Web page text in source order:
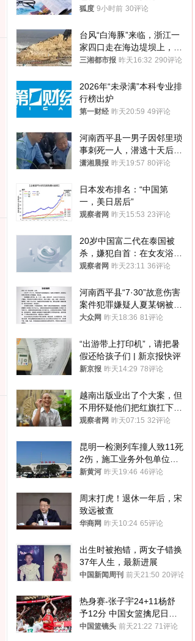
狐度 9小时前 30评论
台风“白海豚”来临，浙江一
家四口走在海边堤坝上，其
中9岁男孩被巨浪卷入海
三湘都市报 昨天16:32 290评论
2026年“未录满”本科专业排
行榜出炉
第一财经 昨天20:59 49评论
河南西平县一男子因邻里琐
事刺死一人，潜逃十天后在
十多公里外一片玉米地里落
潇湘晨报 昨天19:57 80评论
日本发布排名：“中国第
一，美日居后”
观察者网 昨天15:53 23评论
20岁中国富二代在泰国被
杀，嫌犯自首：在女友浴室
看到他
观察者网 昨天23:11 36评论
河南西平县“7·30”故意伤害
案件犯罪嫌疑人夏某钢被抓
获
大众网 昨天18:36 81评论
“出游带上打印机”，请把暑
假还给孩子们 | 新京报快评
新京报 昨天14:29 78评论
越南出版业出了个大案，但
不用怀疑他们把红旗扛下去
的决心
观察者网 昨天07:15 32评论
昆明一检测列车撞人致11死
2伤，施工业务外包单位被
罚1.5万元，国铁昆明局被
新黄河 昨天19:46 46评论
周末打虎！退休一年后，宋
致远被查
华商网 昨天10:24 65评论
出生时被抱错，两女子错换
37年人生，最新进展
中国新闻周刊 前天21:50 20评论
热身赛-张子宇24+11杨舒
予12分 中国女篮擒尼日利
亚
中国篮镜头 前天21:22 71评论